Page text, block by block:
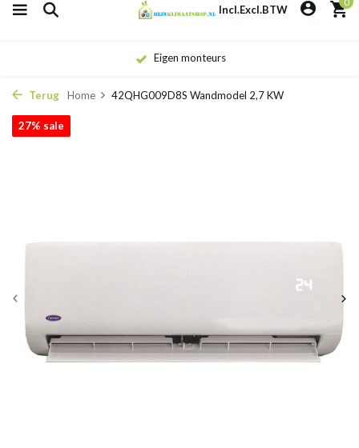
Incl.Excl.BTW
Eigen monteurs
Terug Home 42QHG009D8S Wandmodel 2,7 KW
27% sale